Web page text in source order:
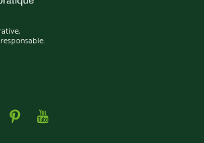
Linkedin
PinterestYoutube